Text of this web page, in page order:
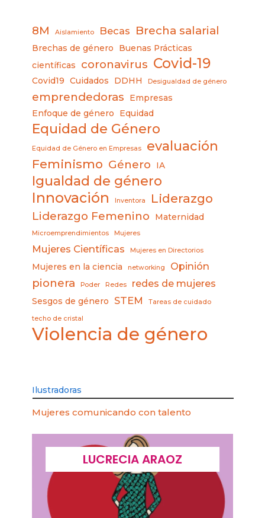
8M Aislamiento Becas Brecha salarial
Brechas de género
Buenas Prácticas
científicas
coronavirus Covid-19
Covid19 Cuidados DDHH Desigualdad de género
emprendedoras
Empresas
Enfoque de género
Equidad
Equidad de Género
Equidad de Género en Empresas evaluación
Feminismo Género IA
Igualdad de género
Innovación Inventora Liderazgo
Liderazgo Femenino Maternidad
Microemprendimientos Mujeres
Mujeres Científicas Mujeres en Directorios
Mujeres en la ciencia networking Opinión
pionera Poder Redes redes de mujeres
Sesgos de género STEM Tareas de cuidado
techo de cristal
Violencia de género
Ilustradoras
Mujeres comunicando con talento
LUCRECIA ARAOZ